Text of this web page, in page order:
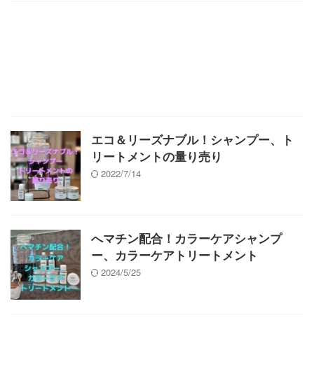
エコ＆リーズナブル！シャンプー、ト
リートメントの量り売り
2022/7/14
へマチン配合！カラーケアシャンプ
ー、カラーケアトリートメント
2024/5/25